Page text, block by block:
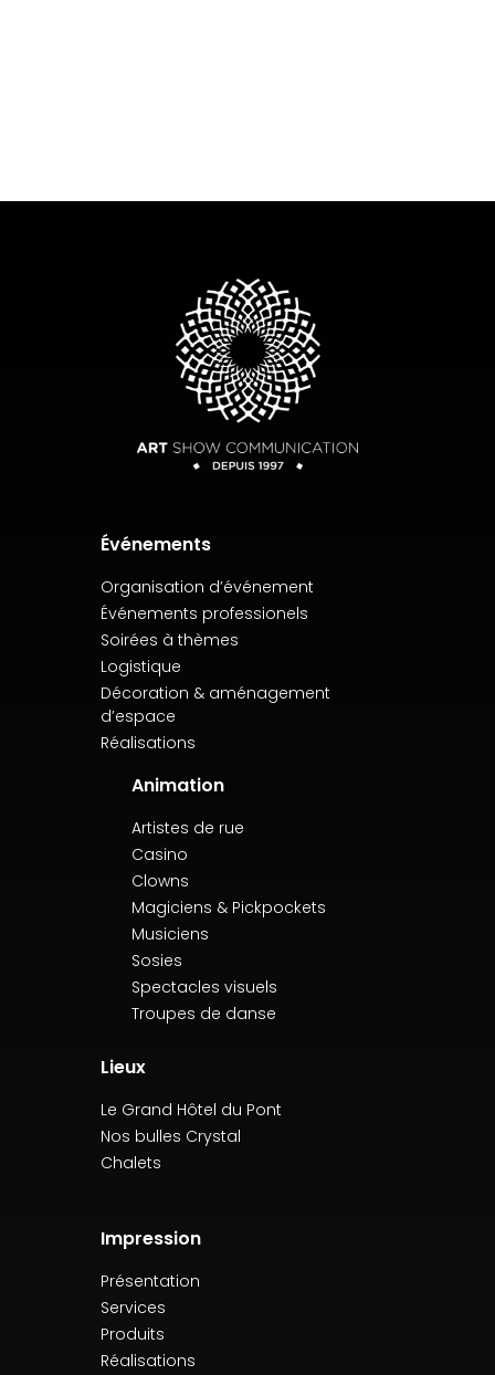
Événements
Organisation d’événement
Événements professionels
Soirées à thèmes
Logistique
Décoration & aménagement
d’espace
Réalisations
Animation
Artistes de rue
Casino
Clowns
Magiciens & Pickpockets
Musiciens
Sosies
Spectacles visuels
Troupes de danse
Lieux
Le Grand Hôtel du Pont
Nos bulles Crystal
Chalets
Impression
Présentation
Services
Produits
Réalisations